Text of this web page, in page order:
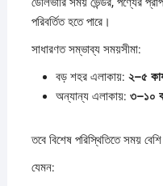
পরিবর্তিত হতে পারে।
সাধারণত সম্ভাব্য সময়সীমা:
বড় শহর এলাকায়: ২–৫
অন্যান্য এলাকায়: ৩–১০
তবে বিশেষ পরিস্থিতিতে সময়
যেমন: